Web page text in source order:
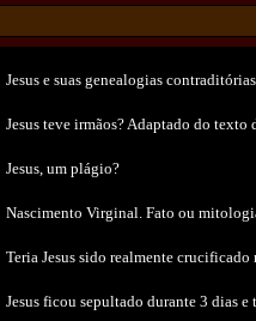
Jesus e suas genealogias
Jesus teve irmãos? Adaptado do texto
Jesus, um plágio?
Nascimento Virginal. Fato ou
Teria Jesus sido realmente
Jesus ficou sepultado durante 3 dias e